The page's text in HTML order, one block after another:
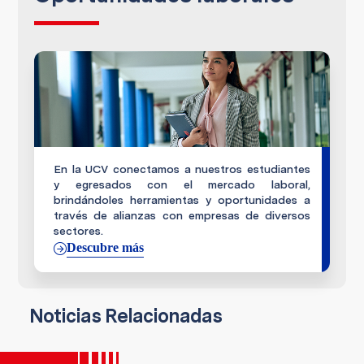
optimización de recursos
administrativas
gerenciales, como marketing estratégico,
innovación, prospectiva y gestión de
proyectos, alineadas al mercado laboral
actual.
En la UCV conectamos a nuestros estudiantes
y egresados con el mercado laboral,
brindándoles herramientas y oportunidades a
través de alianzas con empresas de diversos
sectores.
Descubre más
Noticias Relacionadas